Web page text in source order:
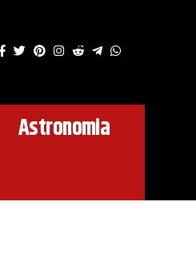
Astronomia